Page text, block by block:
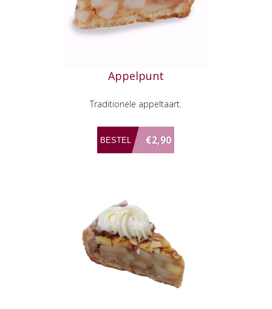
Appelpunt
Traditionele appeltaart.
€2,90